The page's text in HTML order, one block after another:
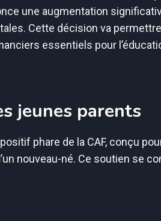
une augmentation
Cette décision va
essentiels pour
jeunes parents
phare de la CAF, conçu
nouveau-né. Ce soutien se